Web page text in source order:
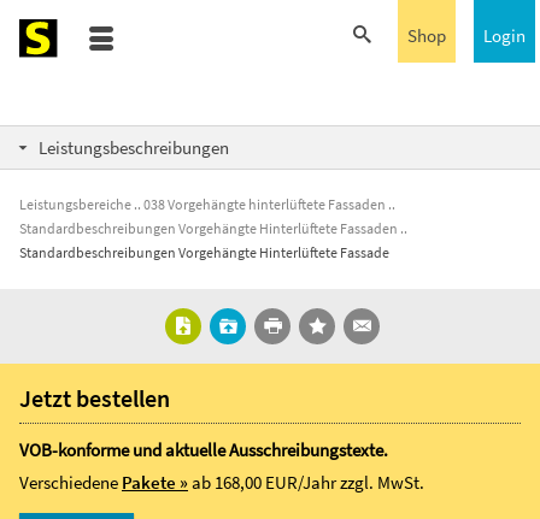
Login
Shop
Leistungsbeschreibungen
Leistungsbereiche
038 Vorgehängte hinterlüftete Fassaden
Standardbeschreibungen Vorgehängte Hinterlüftete Fassaden
Standardbeschreibungen Vorgehängte Hinterlüftete Fassade
Jetzt bestellen
VOB-konforme und aktuelle Ausschreibungstexte.
Verschiedene Pakete »ab 168,00 EUR/Jahrzzgl. MwSt.